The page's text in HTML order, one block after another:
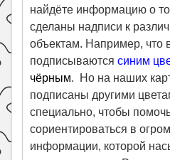
найдёте информацию о
сделаны надписи к
объектам. Например, что
подписываютсясиним
чёрным. Но на наших
подписаны другими
специально, чтобы
сориентироваться в
информации, которой